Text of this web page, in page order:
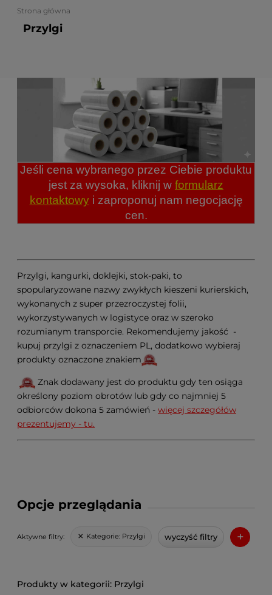
Strona główna
Przylgi
Jeśli cena wybranego przez Ciebie produktu
jest za wysoka, kliknij w formularz
kontaktowyi zaproponuj nam negocjację
cen.
Opcje przeglądania
Aktywne filtry: Kategorie: Przylgi wyczyść filtry +
Przylgi, kangurki, doklejki, stok-paki, to
spopularyzowane nazwy zwykłych kieszeni kurierskich,
wykonanych z super przezroczystej folii,
wykorzystywanych w logistyce oraz w szeroko
rozumianym transporcie. Rekomendujemy jakość -
kupuj przylgi z oznaczeniem PL, dodatkowo wybieraj
produkty oznaczone znakiem
Znak dodawany jest do produktu gdy ten osiąga
określony poziom obrotów lub gdy co najmniej 5
odbiorców dokona 5 zamówień - więcej szczegółów
prezentujemy - tu.
Przylgi